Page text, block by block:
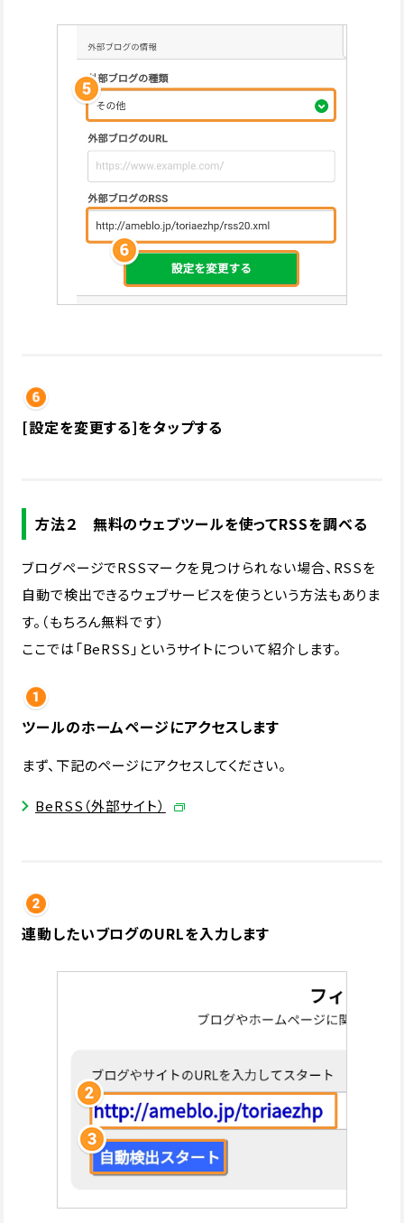
[設定を変更する]をタップする
方法２ 無料のウェブツールを使ってRSSを調べる
ブログページでRSSマークを見つけられない場合、RSSを
自動で検出できるウェブサービスを使うという方法もありま
す。（もちろん無料です）
ここでは「BeRSS」というサイトについて紹介します。
ツールのホームページにアクセスします
まず、下記のページにアクセスしてください。
BeRSS（外部サイト）
連動したいブログのURLを入力します